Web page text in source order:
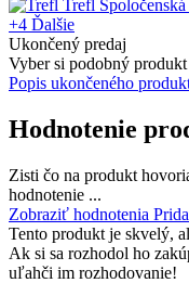
+4 Ďalšie
Ukončený predaj
Vyber si podobný
Popis ukončeného
Hodnotenie
Zisti čo na produkt
hodnotenie ...
Zobraziť hodnotenia
Tento produkt je skvelý,
Ak si sa rozhodol ho
uľahči im rozhodovanie!